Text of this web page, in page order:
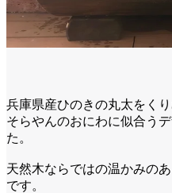
兵庫県産ひのきの丸太をくり
そらやんのおにわに似合う
た。
天然木ならではの温かみの
です。